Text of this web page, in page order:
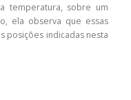
temperatura, sobre um
ela observa que essas
posições indicadas nesta